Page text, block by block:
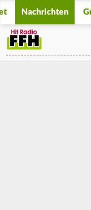
Nachrichten